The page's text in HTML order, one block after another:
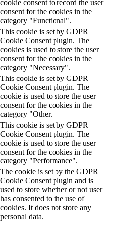
cookie consent to record the user
consent for the cookies in the
category "Functional".
This cookie is set by GDPR
Cookie Consent plugin. The
cookies is used to store the user
consent for the cookies in the
category "Necessary".
This cookie is set by GDPR
Cookie Consent plugin. The
cookie is used to store the user
consent for the cookies in the
category "Other.
This cookie is set by GDPR
Cookie Consent plugin. The
cookie is used to store the user
consent for the cookies in the
category "Performance".
The cookie is set by the GDPR
Cookie Consent plugin and is
used to store whether or not user
has consented to the use of
cookies. It does not store any
personal data.